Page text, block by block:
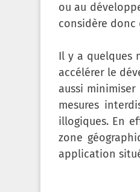
ou au
considère donc
Il y a quelques
accélérer le
aussi
mesures
illogiques. En
zone
application